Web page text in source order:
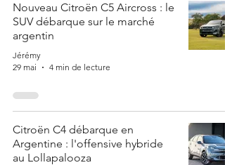
Nouveau Citroën C5 Aircross : le
SUV débarque sur le marché
argentin
Jérémy
29 mai
4 min de lecture
Citroën C4 débarque en
Argentine : l'offensive hybride
au Lollapalooza